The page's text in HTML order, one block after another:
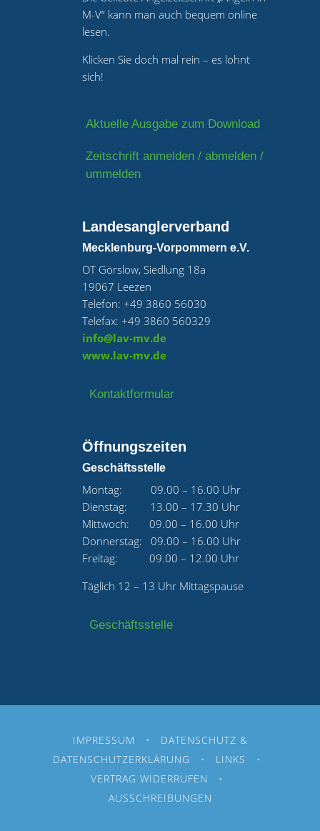
M-V“ kann man auch bequem online
lesen.
Klicken Sie doch mal rein – es lohnt
sich!
Aktuelle Ausgabe zum Download
Zeitschrift anmelden / abmelden /
ummelden
Landesanglerverband
Mecklenburg-Vorpommern e.V.
OT Görslow, Siedlung 18a
19067 Leezen
Telefon: +49 3860 56030
Telefax: +49 3860 560329
info@lav-mv.de
www.lav-mv.de
Kontaktformular
Öffnungszeiten
Geschäftsstelle
Montag: 09.00 – 16.00 Uhr
Dienstag: 13.00 – 17.30 Uhr
Mittwoch: 09.00 – 16.00 Uhr
Donnerstag: 09.00 – 16.00 Uhr
Freitag: 09.00 – 12.00 Uhr
Täglich 12 – 13 Uhr Mittagspause
Geschäftsstelle
IMPRESSUM • DATENSCHUTZ &
DATENSCHUTZERKLÄRUNG • LINKS •
VERTRAG WIDERRUFEN •
AUSSCHREIBUNGEN